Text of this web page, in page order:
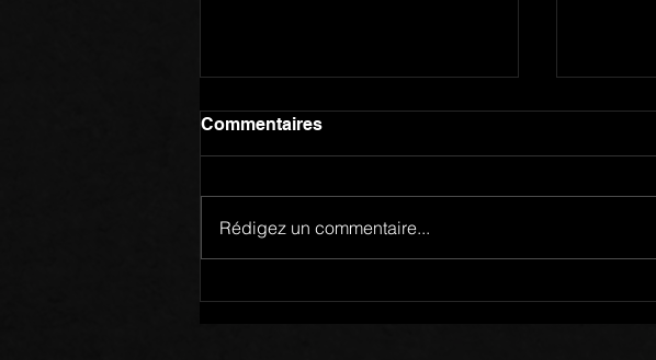
Nous
Commentaires
Rédigez un commentaire...